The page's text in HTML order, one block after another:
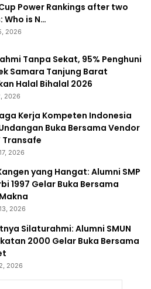
Power Rankings after two
Who is N…
2026
Tanpa Sekat, 95% Penghuni
Samara Tanjung Barat
Halal Bihalal 2026
2026
Kerja Kompeten Indonesia
Buka Bersama Vendor
Transafe
2026
yang Hangat: Alumni SMP
1997 Gelar Buka Bersama
2026
Silaturahmi: Alumni SMUN
2000 Gelar Buka Bersama
2026